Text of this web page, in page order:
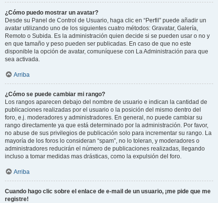
¿Cómo puedo mostrar un avatar?
Desde su Panel de Control de Usuario, haga clic en “Perfil” puede añadir un
avatar utilizando uno de los siguientes cuatro métodos: Gravatar, Galería,
Remoto o Subida. Es la administración quien decide si se pueden usar o no y
en que tamaño y peso pueden ser publicadas. En caso de que no este
disponible la opción de avatar, comuníquese con La Administración para que
sea activada.
Arriba
¿Cómo se puede cambiar mi rango?
Los rangos aparecen debajo del nombre de usuario e indican la cantidad de
publicaciones realizadas por el usuario o la posición del mismo dentro del
foro, e.j. moderadores y administradores. En general, no puede cambiar su
rango directamente ya que está determinado por la administración. Por favor,
no abuse de sus privilegios de publicación solo para incrementar su rango. La
mayoría de los foros lo consideran “spam”, no lo toleran, y moderadores o
administradores reducirán el número de publicaciones realizadas, llegando
incluso a tomar medidas mas drásticas, como la expulsión del foro.
Arriba
Cuando hago clic sobre el enlace de e-mail de un usuario, ¡me pide que me
registre!